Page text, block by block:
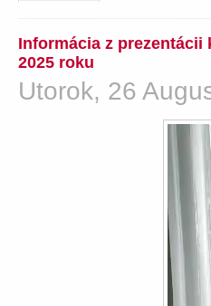
Informácia z
2025 roku
Utorok, 26